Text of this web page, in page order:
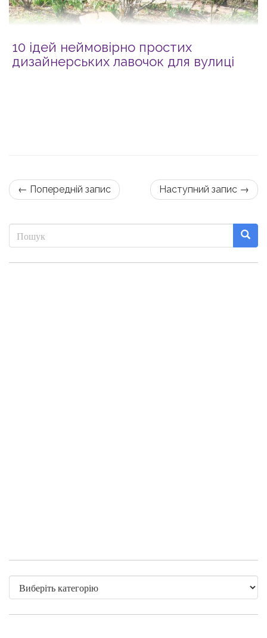
10 ідей неймовірно простих
дизайнерських лавочок для вулиці
← Попередній запис Наступний запис →